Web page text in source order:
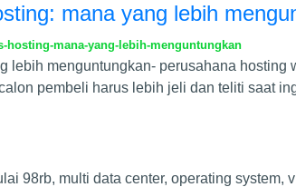
mana yang lebih
hosting-mana-yang-lebih-menguntungkan
lebih menguntungkan- perusahana
pembeli harus lebih jeli dan teliti saat
98rb, multi data center, operating